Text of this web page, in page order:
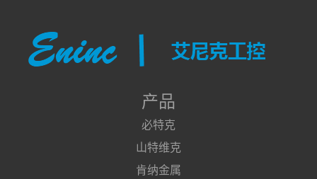
产品
必特克
山特维克
肯纳金属